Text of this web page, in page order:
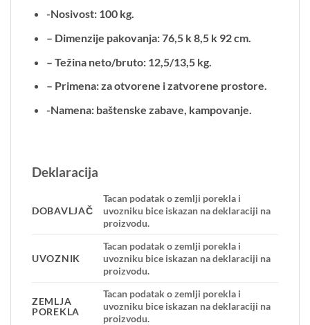
-Nosivost: 100 kg.
– Dimenzije pakovanja: 76,5 k 8,5 k 92 cm.
– Težina neto/bruto: 12,5/13,5 kg.
– Primena: za otvorene i zatvorene prostore.
-Namena: baštenske zabave, kampovanje.
Deklaracija
DOBAVLJAČ
Tacan podatak o zemlji porekla i
uvozniku bice iskazan na deklaraciji na
proizvodu.
UVOZNIK
Tacan podatak o zemlji porekla i
uvozniku bice iskazan na deklaraciji na
proizvodu.
ZEMLJA
POREKLA
Tacan podatak o zemlji porekla i
uvozniku bice iskazan na deklaraciji na
proizvodu.